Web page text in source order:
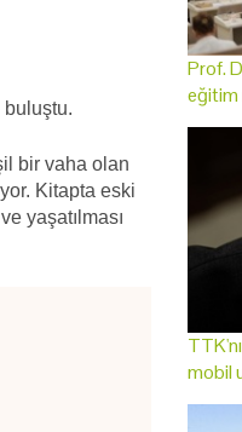
buluştu.
bir vaha olan
Kitapta eski
yaşatılması
Prof.
eğitim
mobil